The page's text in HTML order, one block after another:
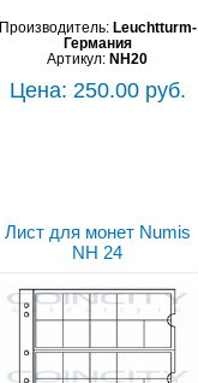
Производитель: Leuchtturm-
Германия
Артикул: NH20
Цена: 250.00 руб.
Лист для монет Numis
NH 24